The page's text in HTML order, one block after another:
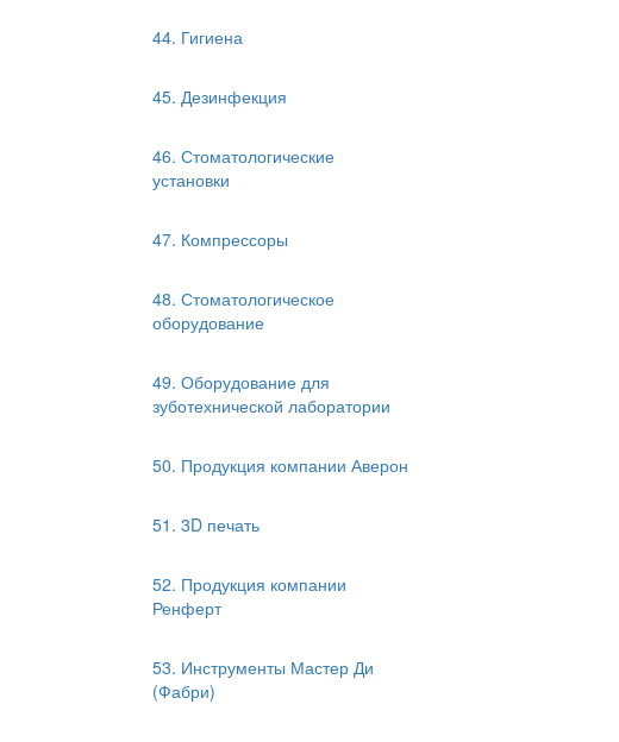
44. Гигиена
45. Дезинфекция
46. Стоматологические
установки
47. Компрессоры
48. Стоматологическое
оборудование
49. Оборудование для
зуботехнической лаборатории
50. Продукция компании Аверон
51. 3D печать
52. Продукция компании
Ренферт
53. Инструменты Мастер Ди
(Фабри)